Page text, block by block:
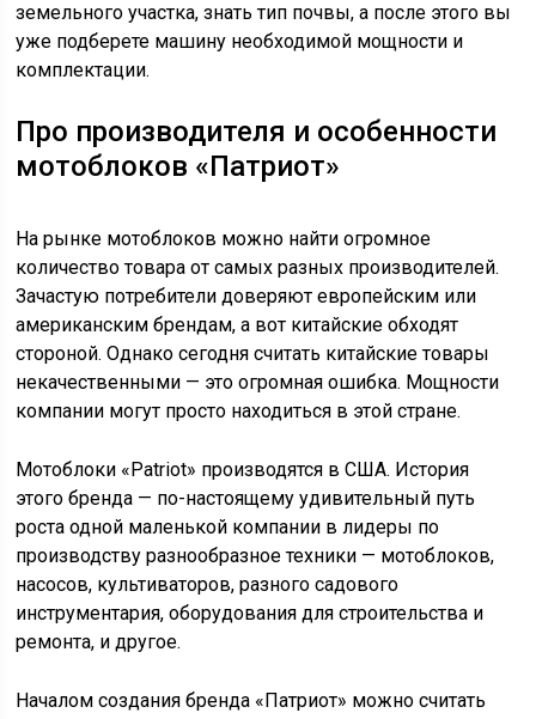
земельного участка, знать тип почвы, а после этого вы
уже подберете машину необходимой мощности и
комплектации.
Про производителя и особенности
мотоблоков «Патриот»
На рынке мотоблоков можно найти огромное
количество товара от самых разных производителей.
Зачастую потребители доверяют европейским или
американским брендам, а вот китайские обходят
стороной. Однако сегодня считать китайские товары
некачественными — это огромная ошибка. Мощности
компании могут просто находиться в этой стране.
Мотоблоки «Patriot» производятся в США. История
этого бренда — по-настоящему удивительный путь
роста одной маленькой компании в лидеры по
производству разнообразное техники — мотоблоков,
насосов, культиваторов, разного садового
инструментария, оборудования для строительства и
ремонта, и другое.
Началом создания бренда «Патриот» можно считать